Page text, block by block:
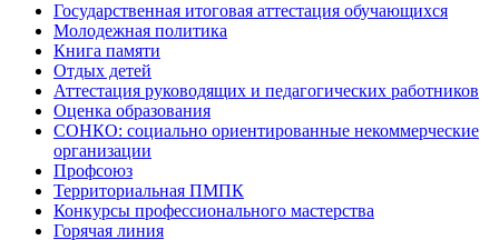
Государственная итоговая аттестация обучающихся
Молодежная политика
Книга памяти
Отдых детей
Аттестация руководящих и педагогических работников
Оценка образования
СОНКО: социально ориентированные некоммерческие
организации
Профсоюз
Территориальная ПМПК
Конкурсы профессионального мастерства
Горячая линия